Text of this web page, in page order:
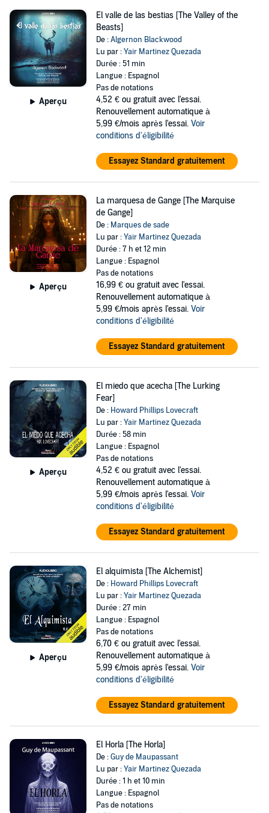
Aperçu
El valle de las bestias [The Valley of the
Beasts]
De :Algernon Blackwood
Lu par :Yair Martinez Quezada
Durée : 51 min
Langue : Espagnol
Pas de notations
4,52 € ou gratuit avec l'essai.
Renouvellement automatique à
5,99 €/mois après l'essai. Voir
conditions d'éligibilité
Essayez Standard gratuitement
Aperçu
La marquesa de Gange [The Marquise
de Gange]
De : Marques de sade
Lu par :Yair Martinez Quezada
Durée : 7 h et 12 min
Langue : Espagnol
Pas de notations
16,99 € ou gratuit avec l'essai.
Renouvellement automatique à
5,99 €/mois après l'essai. Voir
conditions d'éligibilité
Essayez Standard gratuitement
Aperçu
El miedo que acecha [The Lurking
Fear]
De : Howard Phillips Lovecraft
Lu par :Yair Martinez Quezada
Durée : 58 min
Langue : Espagnol
Pas de notations
4,52 € ou gratuit avec l'essai.
Renouvellement automatique à
5,99 €/mois après l'essai. Voir
conditions d'éligibilité
Essayez Standard gratuitement
Aperçu
El alquimista [The Alchemist]
De : Howard Phillips Lovecraft
Lu par :Yair Martinez Quezada
Durée : 27 min
Langue : Espagnol
Pas de notations
6,70 € ou gratuit avec l'essai.
Renouvellement automatique à
5,99 €/mois après l'essai. Voir
conditions d'éligibilité
Essayez Standard gratuitement
El Horla [The Horla]
De :Guy de Maupassant
Lu par :Yair Martinez Quezada
Durée : 1 h et 10 min
Langue : Espagnol
Pas de notations